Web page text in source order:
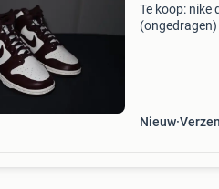
Te koop: nike
Nieuw